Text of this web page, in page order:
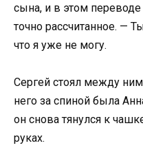
сына, и в этом
точно рассчитанное. —
что я уже не могу.
Сергей стоял между
него за спиной была
он снова тянулся к
руках.